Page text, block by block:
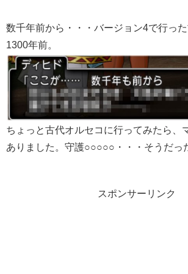
数千年前から・・・バージョン4で行っ
1300年前。
ちょっと古代オルセコに行ってみたら、
ありました。守護○○○○○・・・そうだっ
スポンサーリンク